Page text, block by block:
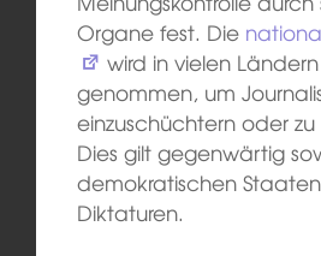
Organe fest. Die
wird in vielen
genommen, um
einzuschüchtern oder
Dies gilt gegenwärtig
demokratischen
Diktaturen.